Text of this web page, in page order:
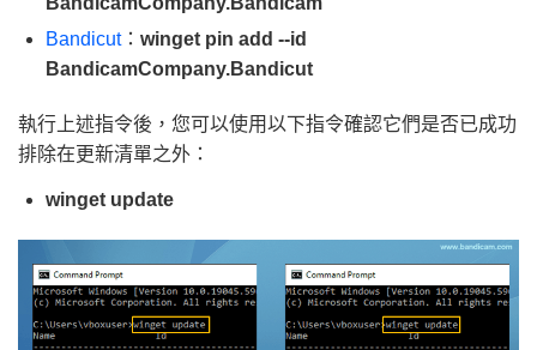
Bandicut： winget pin add --id
BandicamCompany.Bandicut
執行上述指令後，您可以使用以下指令確認它們是否已成功
排除在更新清單之外：
winget update